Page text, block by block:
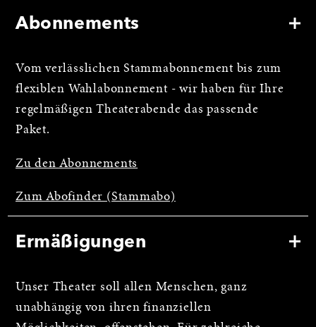
Abonnements
Vom verlässlichen Stammabonnement bis zum
flexiblen Wahlabonnement - wir haben für Ihre
regelmäßigen Theaterabende das passende
Paket.
Zu den Abonnements
Zum Abofinder (Stammabo)
Ermäßigungen
Unser Theater soll allen Menschen, ganz
unabhängig von ihren finanziellen